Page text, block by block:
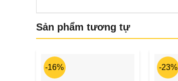
Sản phẩm tương tự
-16% -23%